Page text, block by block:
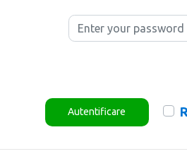
Autentificare